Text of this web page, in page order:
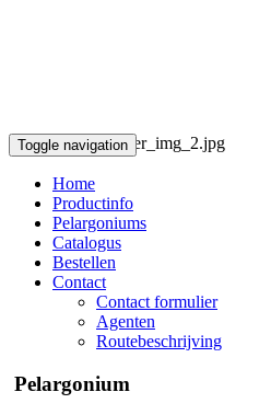
Toggle navigation
Home
Productinfo
Pelargoniums
Catalogus
Bestellen
Contact
Contact formulier
Agenten
Routebeschrijving
Pelargonium